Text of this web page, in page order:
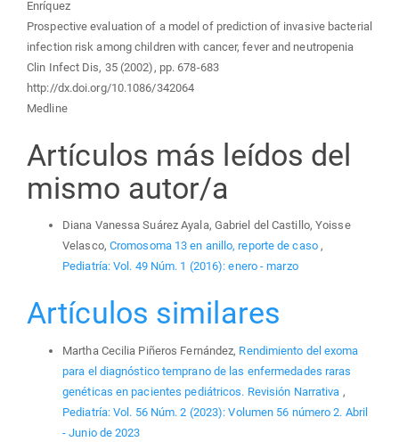
Enríquez
Prospective evaluation of a model of prediction of invasive bacterial
infection risk among children with cancer, fever and neutropenia
Clin Infect Dis, 35 (2002), pp. 678-683
http://dx.doi.org/10.1086/342064
Medline
Artículos más leídos del
mismo autor/a
Diana Vanessa Suárez Ayala, Gabriel del Castillo, Yoisse
Velasco, Cromosoma 13 en anillo, reporte de caso ,
Pediatría: Vol. 49 Núm. 1 (2016): enero - marzo
Artículos similares
Martha Cecilia Piñeros Fernández, Rendimiento del exoma
para el diagnóstico temprano de las enfermedades raras
genéticas en pacientes pediátricos. Revisión Narrativa ,
Pediatría: Vol. 56 Núm. 2 (2023): Volumen 56 número 2. Abril
- Junio de 2023